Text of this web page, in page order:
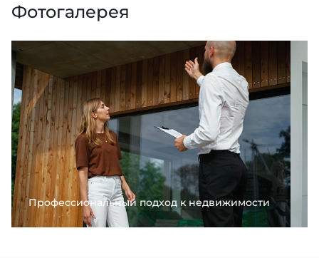
Фотогалерея
Профессиональный подход к недвижимости